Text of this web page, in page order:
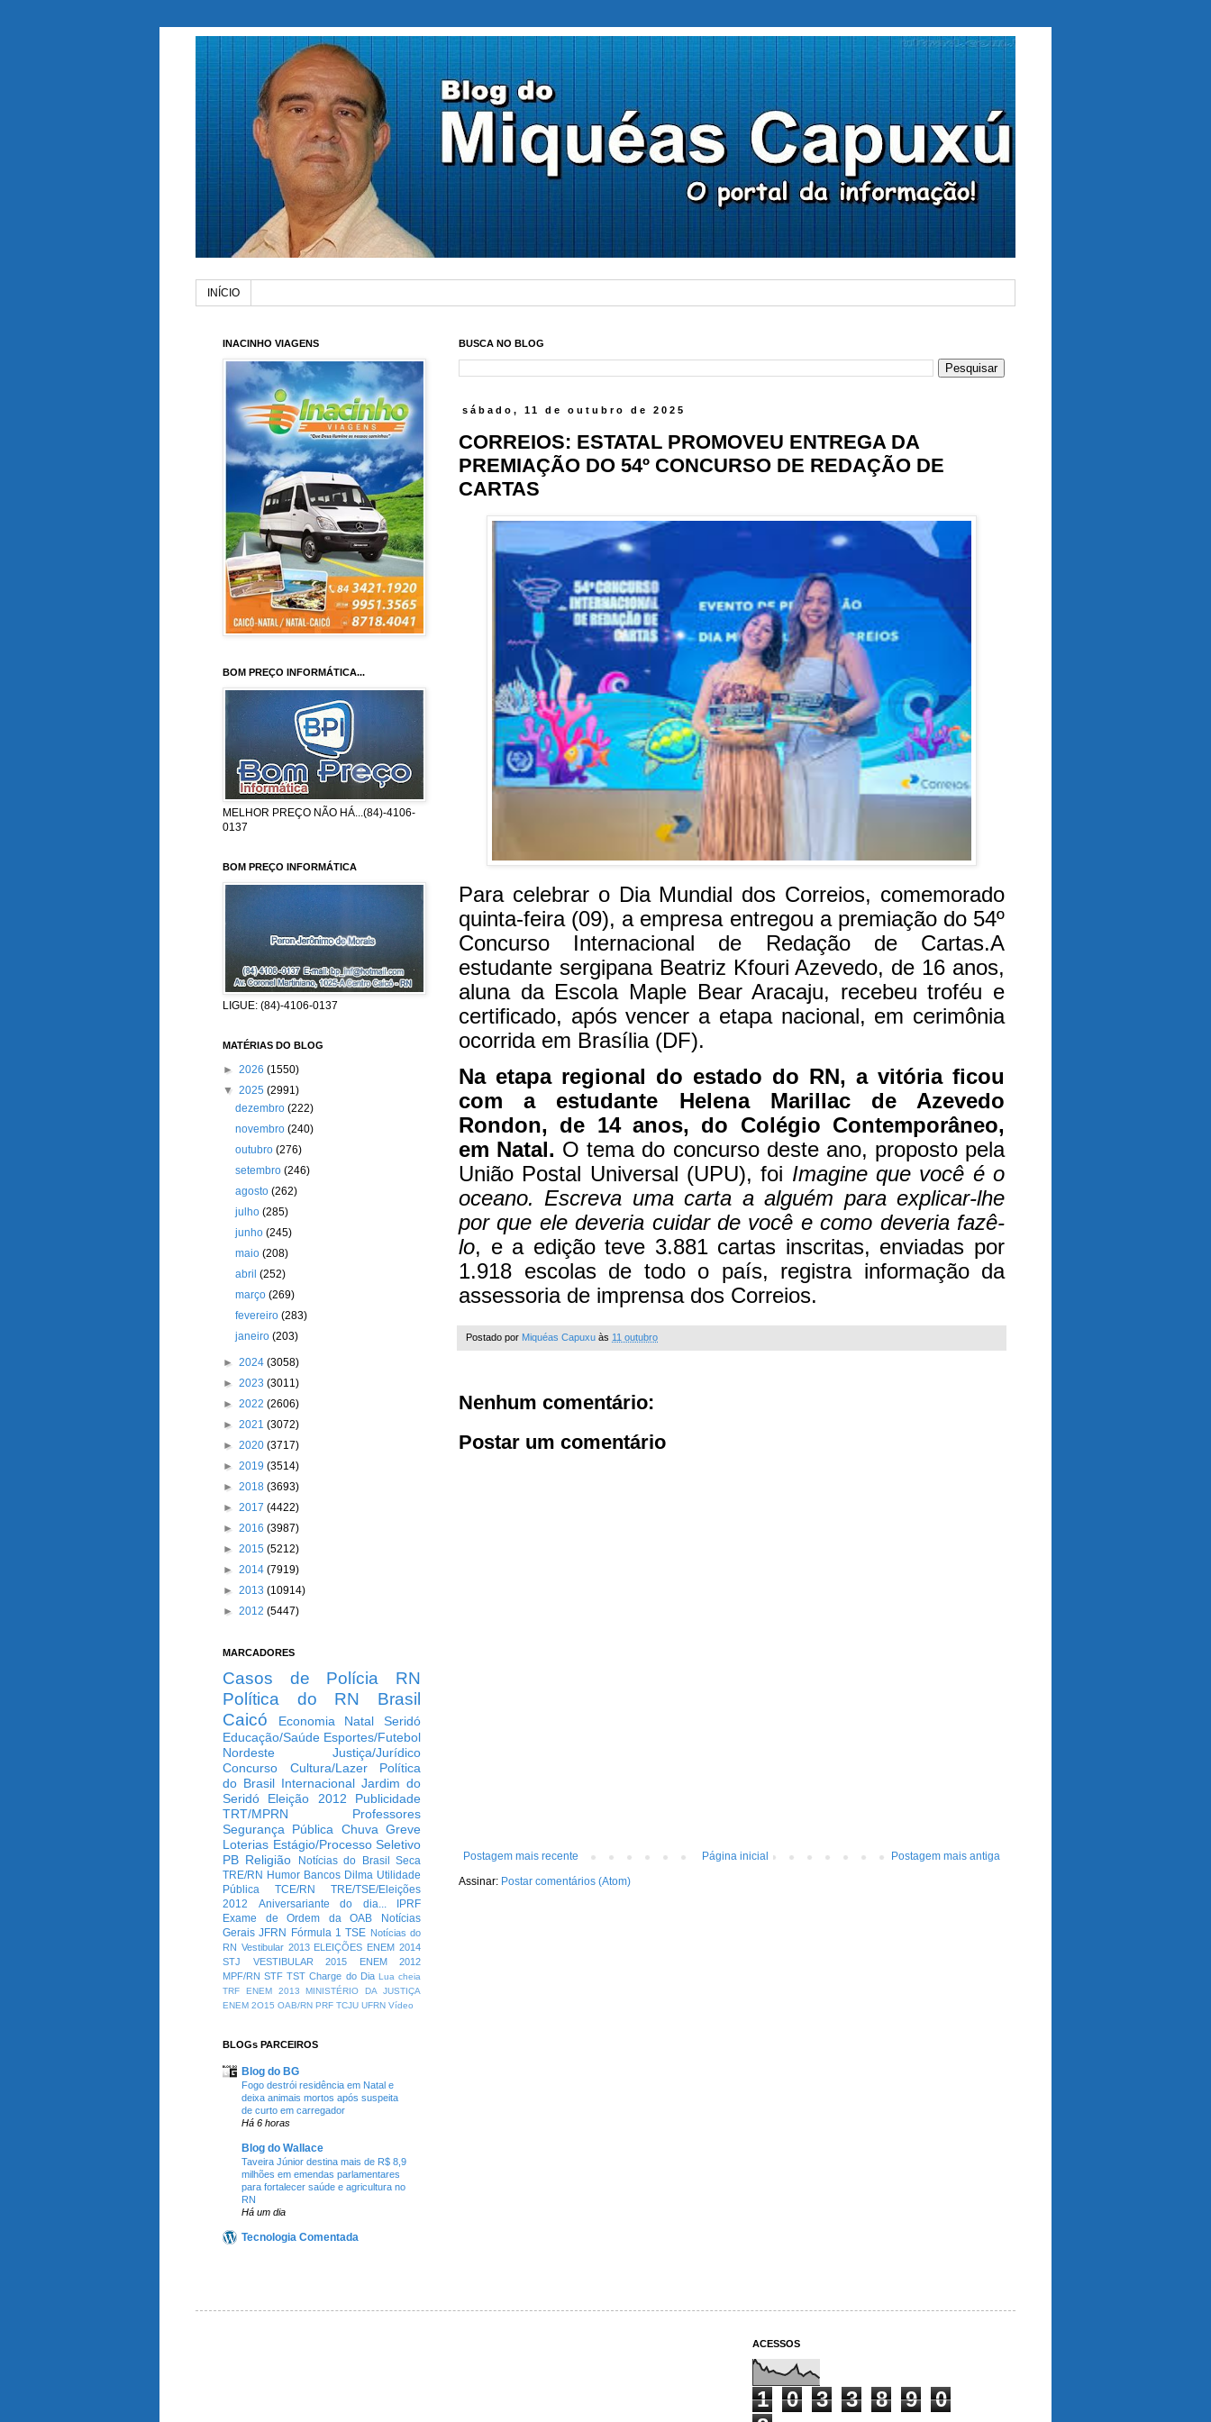
INÍCIO
BUSCA NO BLOG
sábado, 11 de outubro de 2025
CORREIOS: ESTATAL PROMOVEU ENTREGA DA
PREMIAÇÃO DO 54º CONCURSO DE REDAÇÃO DE
CARTAS
Para celebrar o Dia Mundial dos Correios, comemorado
quinta-feira (09), a empresa entregou a premiação do 54º
Concurso Internacional de Redação de Cartas.A
estudante sergipana Beatriz Kfouri Azevedo, de 16 anos,
aluna da Escola Maple Bear Aracaju, recebeu troféu e
certificado, após vencer a etapa nacional, em cerimônia
ocorrida em Brasília (DF).
Na etapa regional do estado do RN, a vitória ficou
com a estudante Helena Marillac de Azevedo
Rondon, de 14 anos, do Colégio Contemporâneo,
em Natal. O tema do concurso deste ano, proposto pela
União Postal Universal (UPU), foi Imagine que você é o
oceano. Escreva uma carta a alguém para explicar-lhe
por que ele deveria cuidar de você e como deveria fazê-
lo, e a edição teve 3.881 cartas inscritas, enviadas por
1.918 escolas de todo o país, registra informação da
assessoria de imprensa dos Correios.
Postado por Miquéas Capuxu às 11 outubro
Nenhum comentário:
Postar um comentário
Postagem mais recente Postagem mais antiga
Página inicial
Assinar: Postar comentários (Atom)
INACINHO VIAGENS
BOM PREÇO INFORMÁTICA...
MELHOR PREÇO NÃO HÁ...(84)-4106-
0137
BOM PREÇO INFORMÁTICA
LIGUE: (84)-4106-0137
MATÉRIAS DO BLOG
► 2026 (1550)
▼ 2025 (2991)
dezembro(222)
novembro(240)
outubro(276)
setembro(246)
agosto(262)
julho(285)
junho(245)
maio(208)
abril(252)
março(269)
fevereiro(283)
janeiro(203)
► 2024 (3058)
► 2023 (3011)
► 2022 (2606)
► 2021 (3072)
► 2020 (3717)
► 2019 (3514)
► 2018 (3693)
► 2017 (4422)
► 2016 (3987)
► 2015 (5212)
► 2014 (7919)
► 2013 (10914)
► 2012 (5447)
MARCADORES
Casos de Polícia
RN
Política do RN
Brasil
Caicó
Economia Natal
Seridó
Educação/Saúde Esportes/Futebol
Nordeste
Justiça/Jurídico
Concurso
Cultura/Lazer
Política
do Brasil Internacional Jardim do
Seridó
Eleição 2012
Publicidade
TRT/MPRN
Professores
Segurança Pública Chuva Greve
Loterias Estágio/Processo Seletivo
PB Religião Notícias do Brasil
Seca
TRE/RN Humor Bancos Dilma Utilidade
Pública
TCE/RN
TRE/TSE/Eleições
2012
Aniversariante do dia...
IPRF
Exame de Ordem da OAB
Notícias
Gerais JFRN Fórmula 1 TSE Notícias do
RN Vestibular 2013 ELEIÇÕES ENEM 2014
STJ
VESTIBULAR 2015
ENEM 2012
MPF/RN STF TST Charge do Dia Lua cheia
TRF
ENEM 2013
MINISTÉRIO DA JUSTIÇA
ENEM 2O15 OAB/RN PRF TCJU UFRN Vídeo
BLOGs PARCEIROS
Blog do BG
Fogo destrói residência em Natal e
deixa animais mortos após suspeita
de curto em carregador
Há 6 horas
Blog do Wallace
Taveira Júnior destina mais de R$ 8,9
milhões em emendas parlamentares
para fortalecer saúde e agricultura no
RN
Há um dia
Tecnologia Comentada
ACESSOS
1 0 3 3 8 9
0